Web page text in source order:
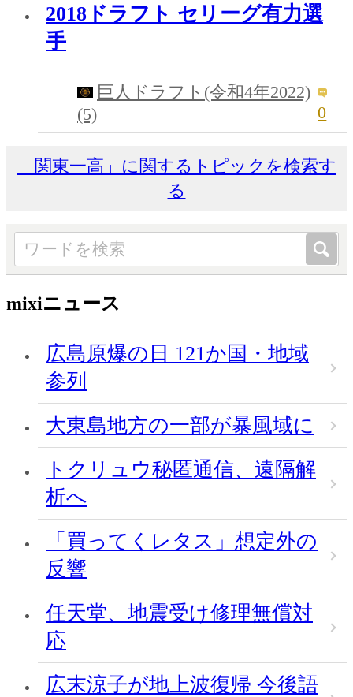
2018ドラフト セリーグ有力選
手
巨人ドラフト(令和4年2022)
(5)
0
「関東一高」に関するトピックを検索す
る
mixiニュース
広島原爆の日 121か国・地域
参列
大東島地方の一部が暴風域に
トクリュウ秘匿通信、遠隔解
析へ
「買ってくレタス」想定外の
反響
任天堂、地震受け修理無償対
応
広末涼子が地上波復帰 今後語